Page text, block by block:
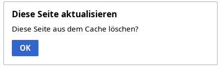
Diese Seite aktualisieren
Diese Seite aus dem Cache löschen?
OK